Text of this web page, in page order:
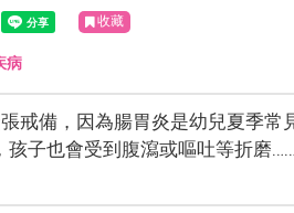
收藏
病
戒備，因為腸胃炎是幼兒夏季常
子也會受到腹瀉或嘔吐等折磨